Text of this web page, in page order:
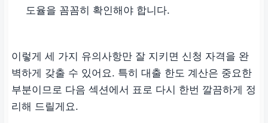
도율을 꼼꼼히 확인해야 합니다.
이렇게 세 가지 유의사항만 잘 지키면 신청 자격을 완
벽하게 갖출 수 있어요. 특히 대출 한도 계산은 중요한
부분이므로 다음 섹션에서 표로 다시 한번 깔끔하게 정
리해 드릴게요.